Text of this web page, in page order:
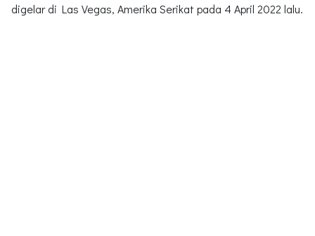
digelar di Las Vegas, Amerika Serikat pada 4 April 2022 lalu.